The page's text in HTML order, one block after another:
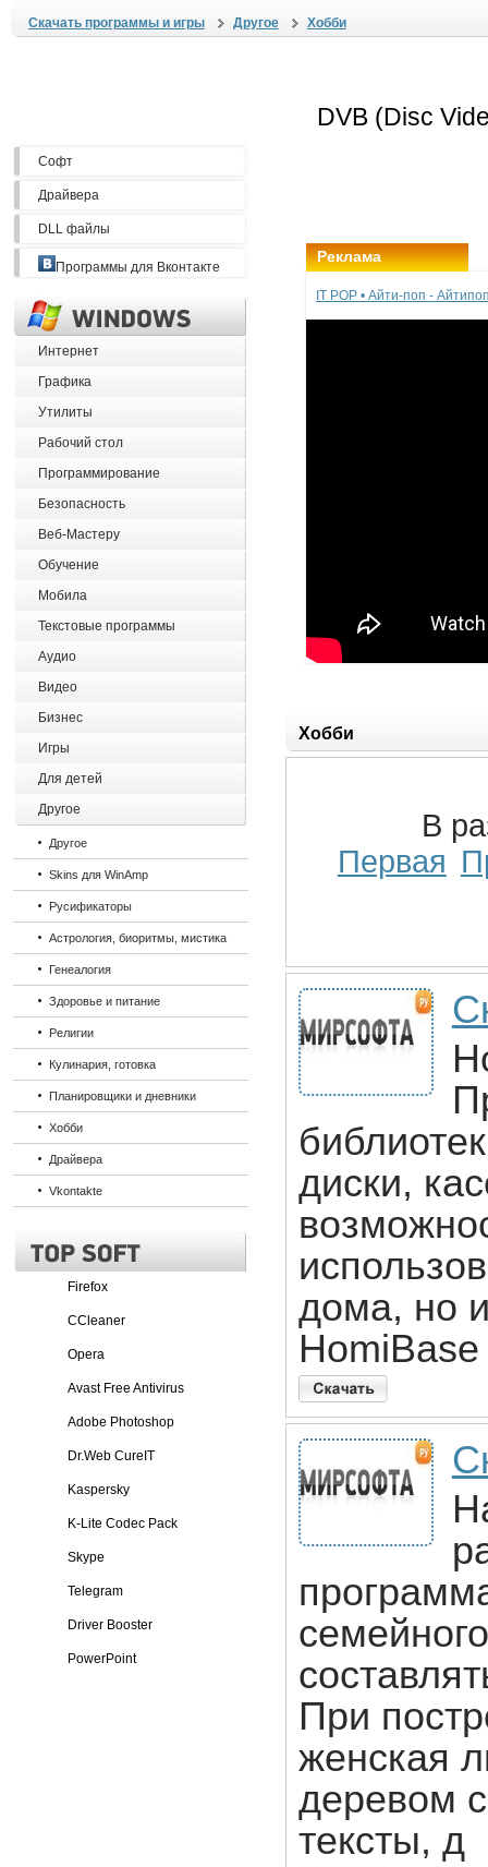
Скачать программы и игры Другое Хобби
Софт
Драйвера
DLL файлы
Программы для Вконтакте
Интернет
Графика
Утилиты
Рабочий стол
Программирование
Безопасность
Веб-Мастеру
Обучение
Мобила
Текстовые программы
Аудио
Видео
Бизнес
Игры
Для детей
Другое
Другое
Skins для WinAmp
Русификаторы
Астрология, биоритмы, мистика
Генеалогия
Здоровье и питание
Религии
Кулинария, готовка
Планировщики и дневники
Хобби
Драйвера
Vkontakte
Firefox
CCleaner
Opera
Avast Free Antivirus
Adobe Photoshop
Dr.Web CureIT
Kaspersky
K-Lite Codec Pack
Skype
Telegram
Driver Booster
PowerPoint
Реклама
IT POP • Айти-поп -
Хобби
В
Первая
диски,
дома, но
При
женская
деревом
тексты, д